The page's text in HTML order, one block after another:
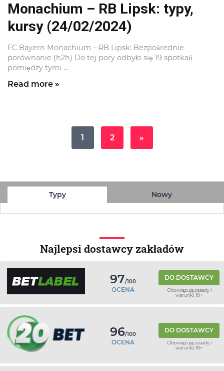
Monachium – RB Lipsk: typy,
kursy (24/02/2024)
FC Bayern Monachium – RB Lipsk: Bezpośrednie
porównanie (h2h) Do tej pory odbyło się 19 spotkań
pomiędzy tymi ...
Read more »
1 2 »
Typy Nowy
Najlepsi dostawcy zakładów
97/100
OCENA
DO DOSTAWCY
Obowiązują zasady i
warunki, 18+
96/100
OCENA
DO DOSTAWCY
Obowiązują zasady i
warunki, 18+